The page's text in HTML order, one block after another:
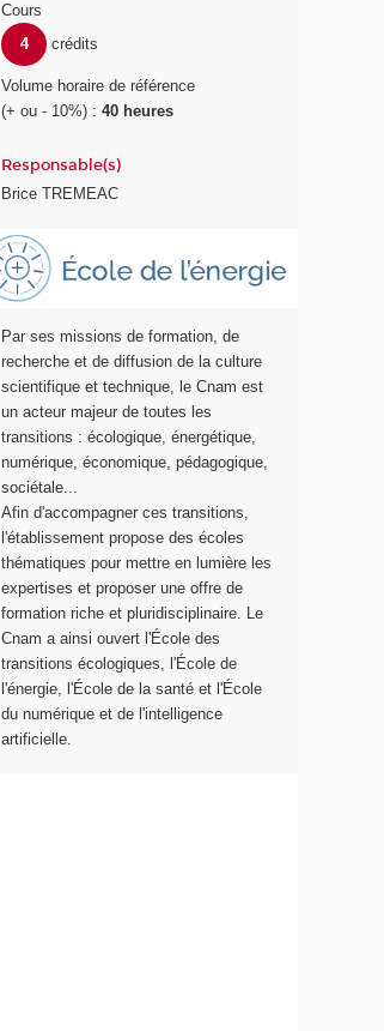
Cours
4
crédits
Volume horaire de référence
(+ ou - 10%) :40 heures
Responsable(s)
Brice TREMEAC
Par ses missions de formation, de
recherche et de diffusion de la culture
scientifique et technique, le Cnam est
un acteur majeur de toutes les
transitions : écologique, énergétique,
numérique, économique, pédagogique,
sociétale...
Afin d'accompagner ces transitions,
l'établissement propose des écoles
thématiques pour mettre en lumière les
expertises et proposer une offre de
formation riche et pluridisciplinaire. Le
Cnam a ainsi ouvert l'École des
transitions écologiques, l'École de
l'énergie, l'École de la santé et l'École
du numérique et de l'intelligence
artificielle.